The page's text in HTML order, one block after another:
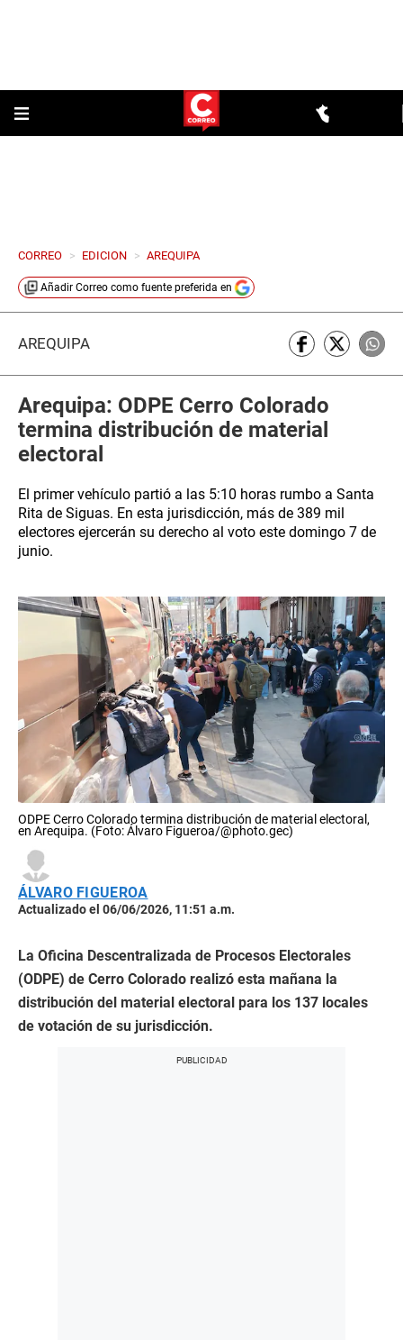
CORREO > EDICION > AREQUIPA
Añadir Correo como fuente preferida en
AREQUIPA
Arequipa: ODPE Cerro Colorado
termina distribución de material
electoral
El primer vehículo partió a las 5:10 horas rumbo a Santa
Rita de Siguas. En esta jurisdicción, más de 389 mil
electores ejercerán su derecho al voto este domingo 7 de
junio.
ODPE Cerro Colorado termina distribución de material electoral,
en Arequipa. (Foto: Álvaro Figueroa/@photo.gec)
ÁLVARO FIGUEROA
Actualizado el 06/06/2026, 11:51 a.m.
La Oficina Descentralizada de Procesos Electorales
(ODPE) de Cerro Colorado realizó esta mañana la
distribución del material electoral para los 137 locales
de votación de su jurisdicción.